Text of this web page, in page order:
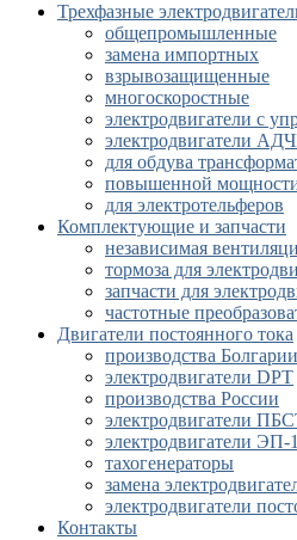
Трехфазные
общепромышленные
замена импортных
взрывозащищенные
многоскоростные
электродвигатели с
электродвигатели
для обдува
повышенной
для электротельферов
Комплектующие и запчасти
независимая
тормоза для
запчасти для
частотные
Двигатели постоянного тока
производства Болгарии
электродвигатели DPT
производства России
электродвигатели
электродвигатели ЭП-
тахогенераторы
замена
электродвигатели
Контакты